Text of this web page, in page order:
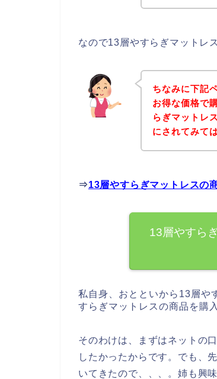
なので13層やすらぎマットレ
ちなみに下記
お得な価格で
らぎマットレ
にされてみて
⇒13層やすらぎマットレスの
13層やすら
私自身、おとといから13層や
すらぎマットレスの商品を購
そのわけは、まずはネットの
したかったからです。でも、
いてきたので、、、。姉も興